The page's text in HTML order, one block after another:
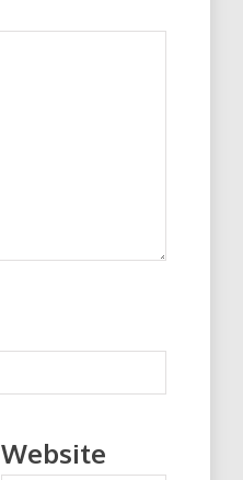
Website